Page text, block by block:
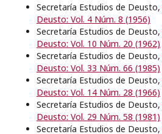
Secretaría Estudios de Deusto,
Deusto: Vol. 4 Núm. 8 (1956)
Secretaría Estudios de Deusto,
Deusto: Vol. 10 Núm. 20 (1962)
Secretaría Estudios de Deusto,
Deusto: Vol. 33 Núm. 66 (1985)
Secretaría Estudios de Deusto,
Deusto: Vol. 14 Núm. 28 (1966)
Secretaría Estudios de Deusto,
Deusto: Vol. 29 Núm. 58 (1981)
Secretaría Estudios de Deusto,